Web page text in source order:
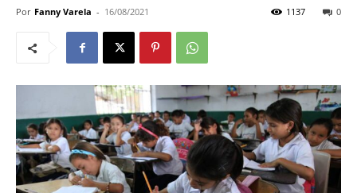
Por Fanny Varela - 16/08/2021 0
1137